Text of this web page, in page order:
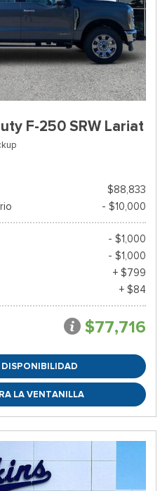
F-250 SRW Lariat
$88,833
- $10,000
- $1,000
- $1,000
+ $799
+ $84
$77,716
LA VENTANILLA